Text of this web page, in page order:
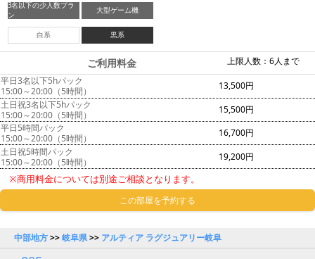
3名以下の少人数プラ
ン
大型ゲーム機
白系 黒系
上限人数：6人まで
ご利用料金
平日3名以下5hパック
15:00～20:00（5時間）
13,500円
土日祝3名以下5hパック
15:00～20:00（5時間）
15,500円
平日5時間パック
15:00～20:00（5時間）
16,700円
土日祝5時間パック
15:00～20:00（5時間）
19,200円
※商用料金については別途ご相談となります。
この部屋を予約する
中部地方>>岐阜県>> アルティア ラグジュアリー岐阜